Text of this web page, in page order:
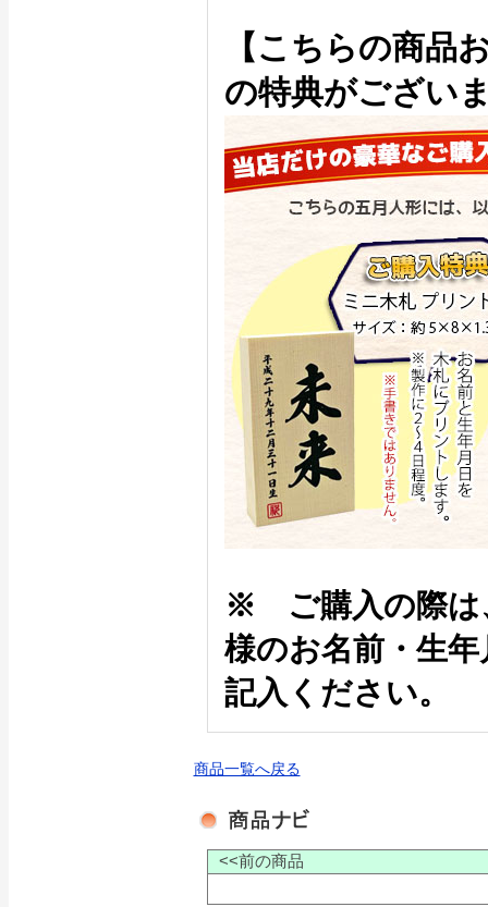
【こちらの商品
の特典がござい
※ ご購入の際は
様のお名前・生
記入ください。
商品一覧へ戻る
<<前の商品